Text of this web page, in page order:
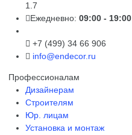
1.7
Ежедневно: 09:00 - 19:00
+7 (499) 34 66 906
info@endecor.ru
Профессионалам
Дизайнерам
Строителям
Юр. лицам
Установка и монтаж